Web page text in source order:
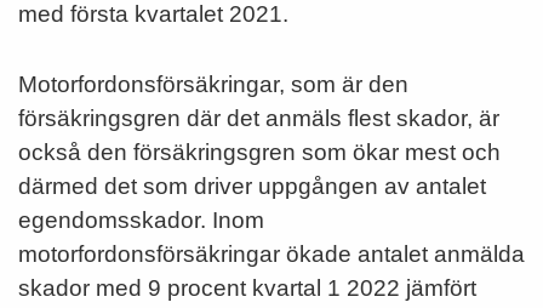
med första kvartalet 2021.
Motorfordonsförsäkringar, som är den
försäkringsgren där det anmäls flest skador, är
också den försäkringsgren som ökar mest och
därmed det som driver uppgången av antalet
egendomsskador. Inom
motorfordonsförsäkringar ökade antalet anmälda
skador med 9 procent kvartal 1 2022 jämfört